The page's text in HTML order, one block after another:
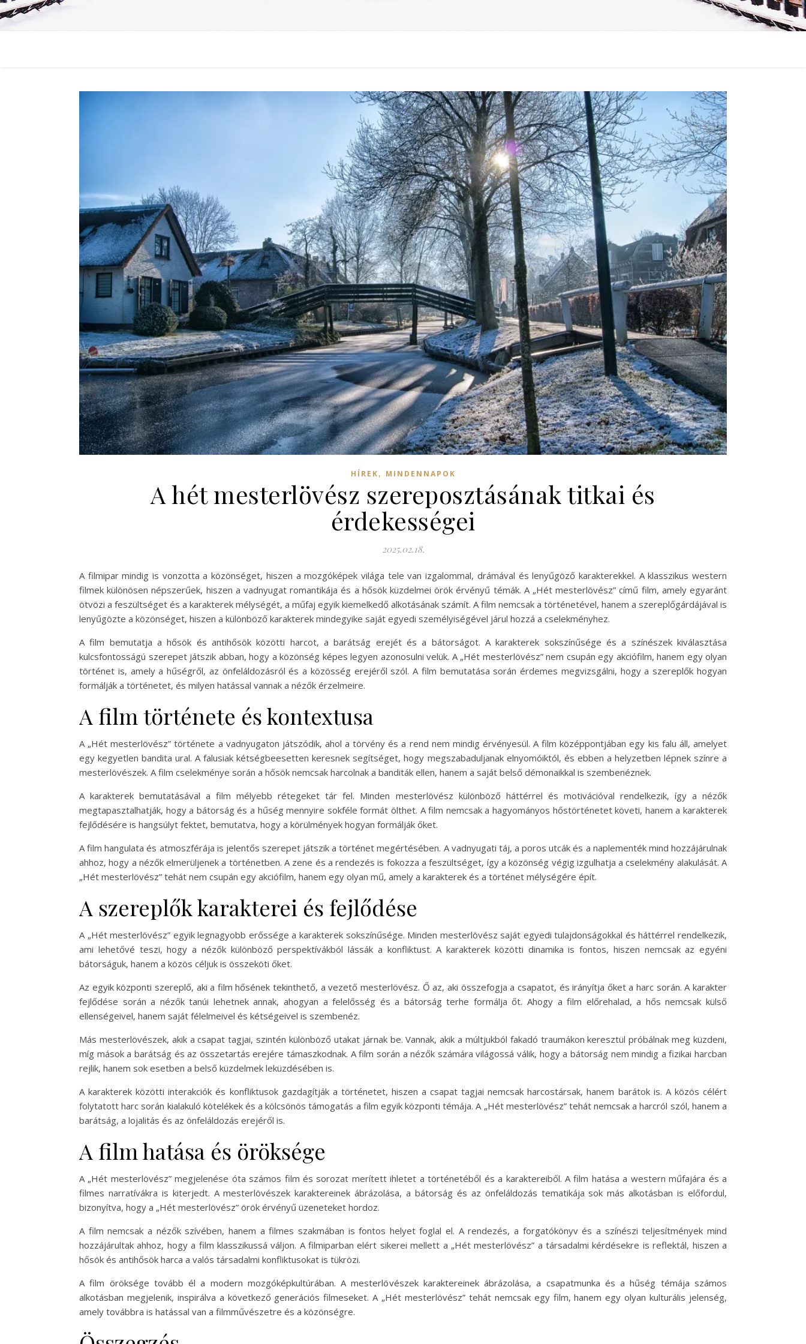
HÍREK, MINDENNAPOK
A hét mesterlövész szereposztásának titkai és
érdekességei
2025.02.18.
A filmipar mindig is vonzotta a közönséget, hiszen a mozgóképek világa tele van izgalommal, drámával és lenyűgöző karakterekkel. A klasszikus western
filmek különösen népszerűek, hiszen a vadnyugat romantikája és a hősök küzdelmei örök érvényű témák. A „Hét mesterlövész” című film, amely egyaránt
ötvözi a feszültséget és a karakterek mélységét, a műfaj egyik kiemelkedő alkotásának számít. A film nemcsak a történetével, hanem a szereplőgárdájával is
lenyűgözte a közönséget, hiszen a különböző karakterek mindegyike saját egyedi személyiségével járul hozzá a cselekményhez.
A film bemutatja a hősök és antihősök közötti harcot, a barátság erejét és a bátorságot. A karakterek sokszínűsége és a színészek kiválasztása
kulcsfontosságú szerepet játszik abban, hogy a közönség képes legyen azonosulni velük. A „Hét mesterlövész” nem csupán egy akciófilm, hanem egy olyan
történet is, amely a hűségről, az önfeláldozásról és a közösség erejéről szól. A film bemutatása során érdemes megvizsgálni, hogy a szereplők hogyan
formálják a történetet, és milyen hatással vannak a nézők érzelmeire.
A film története és kontextusa
A „Hét mesterlövész” története a vadnyugaton játszódik, ahol a törvény és a rend nem mindig érvényesül. A film középpontjában egy kis falu áll, amelyet
egy kegyetlen bandita ural. A falusiak kétségbeesetten keresnek segítséget, hogy megszabaduljanak elnyomóiktól, és ebben a helyzetben lépnek színre a
mesterlövészek. A film cselekménye során a hősök nemcsak harcolnak a banditák ellen, hanem a saját belső démonaikkal is szembenéznek.
A karakterek bemutatásával a film mélyebb rétegeket tár fel. Minden mesterlövész különböző háttérrel és motivációval rendelkezik, így a nézők
megtapasztalhatják, hogy a bátorság és a hűség mennyire sokféle formát ölthet. A film nemcsak a hagyományos hőstörténetet követi, hanem a karakterek
fejlődésére is hangsúlyt fektet, bemutatva, hogy a körülmények hogyan formálják őket.
A film hangulata és atmoszférája is jelentős szerepet játszik a történet megértésében. A vadnyugati táj, a poros utcák és a naplementék mind hozzájárulnak
ahhoz, hogy a nézők elmerüljenek a történetben. A zene és a rendezés is fokozza a feszültséget, így a közönség végig izgulhatja a cselekmény alakulását. A
„Hét mesterlövész” tehát nem csupán egy akciófilm, hanem egy olyan mű, amely a karakterek és a történet mélységére épít.
A szereplők karakterei és fejlődése
A „Hét mesterlövész” egyik legnagyobb erőssége a karakterek sokszínűsége. Minden mesterlövész saját egyedi tulajdonságokkal és háttérrel rendelkezik,
ami lehetővé teszi, hogy a nézők különböző perspektívákból lássák a konfliktust. A karakterek közötti dinamika is fontos, hiszen nemcsak az egyéni
bátorságuk, hanem a közös céljuk is összeköti őket.
Az egyik központi szereplő, aki a film hősének tekinthető, a vezető mesterlövész. Ő az, aki összefogja a csapatot, és irányítja őket a harc során. A karakter
fejlődése során a nézők tanúi lehetnek annak, ahogyan a felelősség és a bátorság terhe formálja őt. Ahogy a film előrehalad, a hős nemcsak külső
ellenségeivel, hanem saját félelmeivel és kétségeivel is szembenéz.
Más mesterlövészek, akik a csapat tagjai, szintén különböző utakat járnak be. Vannak, akik a múltjukból fakadó traumákon keresztül próbálnak meg küzdeni,
míg mások a barátság és az összetartás erejére támaszkodnak. A film során a nézők számára világossá válik, hogy a bátorság nem mindig a fizikai harcban
rejlik, hanem sok esetben a belső küzdelmek leküzdésében is.
A karakterek közötti interakciók és konfliktusok gazdagítják a történetet, hiszen a csapat tagjai nemcsak harcostársak, hanem barátok is. A közös célért
folytatott harc során kialakuló kötelékek és a kölcsönös támogatás a film egyik központi témája. A „Hét mesterlövész” tehát nemcsak a harcról szól, hanem a
barátság, a lojalitás és az önfeláldozás erejéről is.
A film hatása és öröksége
A „Hét mesterlövész” megjelenése óta számos film és sorozat merített ihletet a történetéből és a karaktereiből. A film hatása a western műfajára és a
filmes narratívákra is kiterjedt. A mesterlövészek karaktereinek ábrázolása, a bátorság és az önfeláldozás tematikája sok más alkotásban is előfordul,
bizonyítva, hogy a „Hét mesterlövész” örök érvényű üzeneteket hordoz.
A film nemcsak a nézők szívében, hanem a filmes szakmában is fontos helyet foglal el. A rendezés, a forgatókönyv és a színészi teljesítmények mind
hozzájárultak ahhoz, hogy a film klasszikussá váljon. A filmiparban elért sikerei mellett a „Hét mesterlövész” a társadalmi kérdésekre is reflektál, hiszen a
hősök és antihősök harca a valós társadalmi konfliktusokat is tükrözi.
A film öröksége tovább él a modern mozgóképkultúrában. A mesterlövészek karaktereinek ábrázolása, a csapatmunka és a hűség témája számos
alkotásban megjelenik, inspirálva a következő generációs filmeseket. A „Hét mesterlövész” tehát nemcsak egy film, hanem egy olyan kulturális jelenség,
amely továbbra is hatással van a filmművészetre és a közönségre.